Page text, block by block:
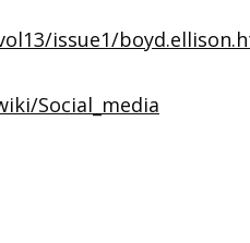
issue1/
Social_media